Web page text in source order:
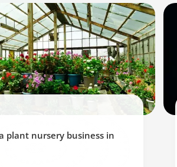
plant nursery business in